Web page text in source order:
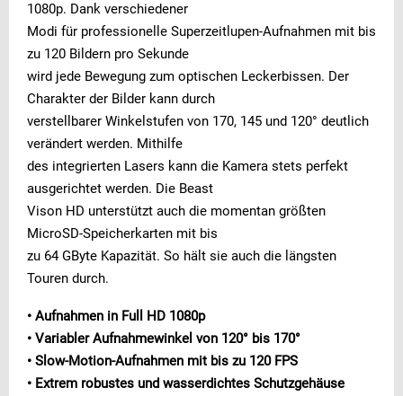
1080p. Dank verschiedener
Modi für professionelle Superzeitlupen-Aufnahmen mit bis
zu 120 Bildern pro Sekunde
wird jede Bewegung zum optischen Leckerbissen. Der
Charakter der Bilder kann durch
verstellbarer Winkelstufen von 170, 145 und 120° deutlich
verändert werden. Mithilfe
des integrierten Lasers kann die Kamera stets perfekt
ausgerichtet werden. Die Beast
Vison HD unterstützt auch die momentan größten
MicroSD-Speicherkarten mit bis
zu 64 GByte Kapazität. So hält sie auch die längsten
Touren durch.
• Aufnahmen in Full HD 1080p
• Variabler Aufnahmewinkel von 120° bis 170°
• Slow-Motion-Aufnahmen mit bis zu 120 FPS
• Extrem robustes und wasserdichtes Schutzgehäuse